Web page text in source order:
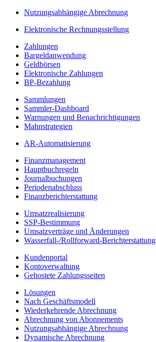
Nutzungsabhängige Abrechnung
Elektronische Rechnungsstellung
Zahlungen
Bargeldanwendung
Geldbörsen
Elektronische Zahlungen
BP-Bezahlung
Sammlungen
Sammler-Dashboard
Warnungen und Benachrichtigungen
Mahnstrategien
AR-Automatisierung
Finanzmanagement
Hauptbuchregeln
Journalbuchungen
Periodenabschluss
Finanzberichterstattung
Umsatzrealisierung
SSP-Bestimmung
Umsatzverträge und Änderungen
Wasserfall-/Rollforward-Berichterstattung
Kundenportal
Kontoverwaltung
Gehostete Zahlungsseiten
Lösungen
Nach Geschäftsmodell
Wiederkehrende Abrechnung
Abrechnung von Abonnements
Nutzungsabhängige Abrechnung
Dynamische Abrechnung